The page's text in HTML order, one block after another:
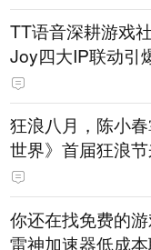
TT语音深耕游戏
Joy四大IP联动引
狂浪八月，陈小
世界》首届狂浪
直播即将开启
你还在找免费的
雷神加速器低成